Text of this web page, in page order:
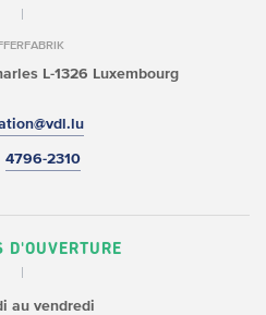
L-1326 Luxembourg
4796-2310
D'OUVERTURE
au vendredi